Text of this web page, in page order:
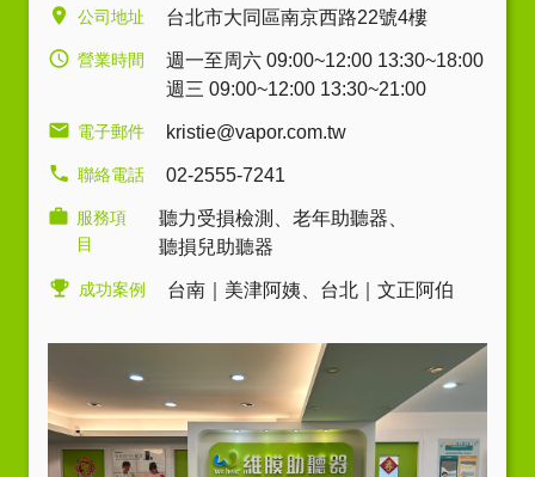
公司地址 台北市大同區南京西路22號4樓
營業時間
週一至周六 09:00~12:00 13:30~18:00
週三 09:00~12:00 13:30~21:00
電子郵件 kristie@vapor.com.tw
聯絡電話 02-2555-7241
服務項
目
聽力受損檢測 老年助聽器
聽損兒助聽器
成功案例 台南｜美津阿姨 台北｜文正阿伯